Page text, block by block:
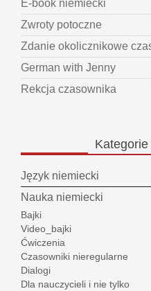
E-book niemiecki
Zwroty potoczne
Zdanie okolicznikowe
German with Jenny
Rekcja czasownika
Kategorie
Język niemiecki
Nauka niemiecki
Bajki
Video_bajki
Ćwiczenia
Czasowniki nieregularne
Dialogi
Dla nauczycieli i nie tylko